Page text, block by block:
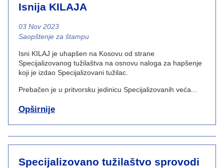
Isnija KILAJA
03 Nov 2023
News category
Saopštenje za štampu
Isni KILAJ je uhapšen na Kosovu od strane
Specijalizovanog tužilaštva na osnovu naloga za hapšenje
koji je izdao Specijalizovani tužilac.
Prebačen je u pritvorsku jedinicu Specijalizovanih veća...
Opširnije
Specijalizovano tužilaštvo sprovodi